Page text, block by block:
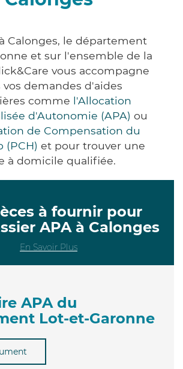
Calonges, le département
et sur l'ensemble de la
vous accompagne
vos demandes d'aides
comme l'Allocation
d'Autonomie (APA) ou
de Compensation du
(PCH) et pour trouver une
à domicile qualifiée.
à fournir pour
APA à Calonges
En Savoir Plus
APA du
Lot-et-Garonne